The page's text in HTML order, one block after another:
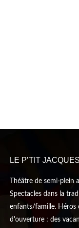
LE P’TIT JACQUES
Théâtre de semi-plein
Spectacles dans la
enfants/famille. Héros
d'ouverture : des